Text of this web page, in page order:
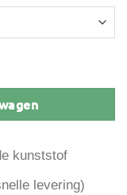
kunststof
levering)